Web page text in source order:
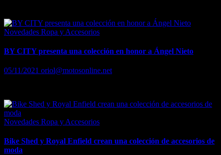
Novedades Ropa y Accesorios
BY CITY presenta una colección en honor a Ángel Nieto
05/11/2021 oriol@motosonline.net
Novedades Ropa y Accesorios
Bike Shed y Royal Enfield crean una colección de accesorios de
moda